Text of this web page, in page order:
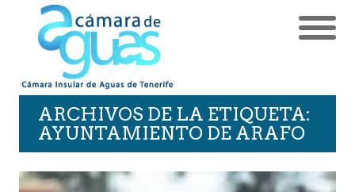
ARCHIVOS DE LA ETIQUETA:
AYUNTAMIENTO DE ARAFO